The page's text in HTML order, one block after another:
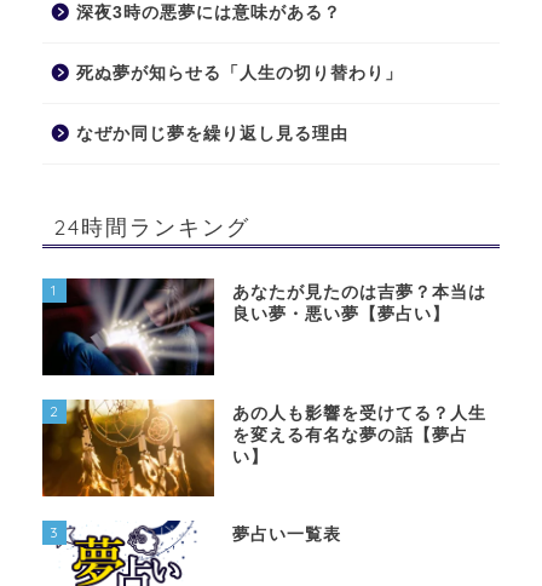
深夜3時の悪夢には意味がある？
死ぬ夢が知らせる「人生の切り替わり」
なぜか同じ夢を繰り返し見る理由
24時間ランキング
1
あなたが見たのは吉夢？本当は
良い夢・悪い夢【夢占い】
2
あの人も影響を受けてる？人生
を変える有名な夢の話【夢占
い】
3 夢占い一覧表